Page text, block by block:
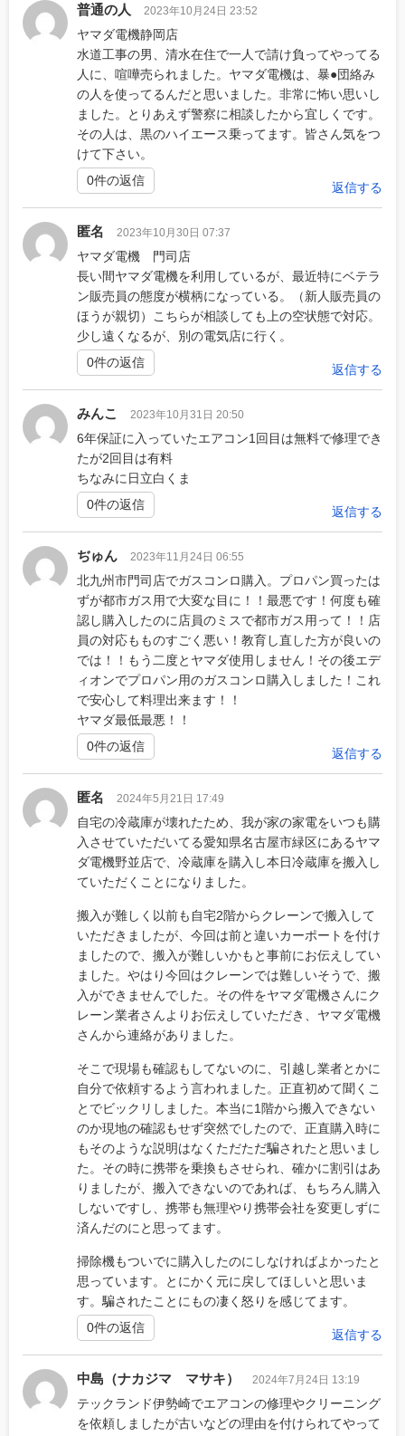
普通の人 2023年10月24日 23:52
ヤマダ電機静岡店
水道工事の男、清水在住で一人で請け負ってやってる
人に、喧嘩売られました。ヤマダ電機は、暴●団絡み
の人を使ってるんだと思いました。非常に怖い思いし
ました。とりあえず警察に相談したから宜しくです。
その人は、黒のハイエース乗ってます。皆さん気をつ
けて下さい。
返信する
0件の返信
匿名 2023年10月30日 07:37
ヤマダ電機 門司店
長い間ヤマダ電機を利用しているが、最近特にベテラ
ン販売員の態度が横柄になっている。（新人販売員の
ほうが親切）こちらが相談しても上の空状態で対応。
少し遠くなるが、別の電気店に行く。
返信する
0件の返信
みんこ 2023年10月31日 20:50
6年保証に入っていたエアコン1回目は無料で修理でき
たが2回目は有料
ちなみに日立白くま
返信する
0件の返信
ぢゅん 2023年11月24日 06:55
北九州市門司店でガスコンロ購入。プロパン買ったは
ずが都市ガス用で大変な目に！！最悪です！何度も確
認し購入したのに店員のミスで都市ガス用って！！店
員の対応もものすごく悪い！教育し直した方が良いの
では！！もう二度とヤマダ使用しません！その後エデ
ィオンでプロパン用のガスコンロ購入しました！これ
で安心して料理出来ます！！
ヤマダ最低最悪！！
返信する
0件の返信
匿名 2024年5月21日 17:49
自宅の冷蔵庫が壊れたため、我が家の家電をいつも購
入させていただいてる愛知県名古屋市緑区にあるヤマ
ダ電機野並店で、冷蔵庫を購入し本日冷蔵庫を搬入し
ていただくことになりました。
搬入が難しく以前も自宅2階からクレーンで搬入して
いただきましたが、今回は前と違いカーポートを付け
ましたので、搬入が難しいかもと事前にお伝えしてい
ました。やはり今回はクレーンでは難しいそうで、搬
入ができませんでした。その件をヤマダ電機さんにク
レーン業者さんよりお伝えしていただき、ヤマダ電機
さんから連絡がありました。
そこで現場も確認もしてないのに、引越し業者とかに
自分で依頼するよう言われました。正直初めて聞くこ
とでビックリしました。本当に1階から搬入できない
のか現地の確認もせず突然でしたので、正直購入時に
もそのような説明はなくただただ騙されたと思いまし
た。その時に携帯を乗換もさせられ、確かに割引はあ
りましたが、搬入できないのであれば、もちろん購入
しないですし、携帯も無理やり携帯会社を変更しずに
済んだのにと思ってます。
掃除機もついでに購入したのにしなければよかったと
思っています。とにかく元に戻してほしいと思いま
す。騙されたことにもの凄く怒りを感じてます。
返信する
0件の返信
中島（ナカジマ マサキ） 2024年7月24日 13:19
テックランド伊勢崎でエアコンの修理やクリーニング
を依頼しましたが古いなどの理由を付けられてやって